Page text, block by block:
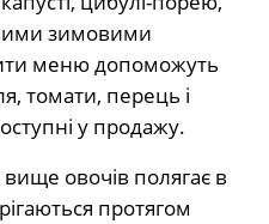
зимовими
меню допоможуть
томати, перець і
у продажу.
овочів полягає в
протягом